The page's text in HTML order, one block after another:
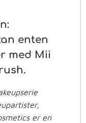
enten
med Mii
er en